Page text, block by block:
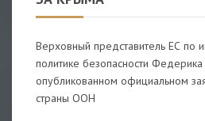
Верховный представитель ЕС по
политике безопасности
опубликованном официальном
страны ООН